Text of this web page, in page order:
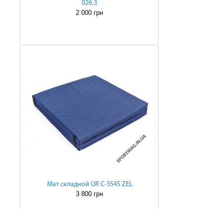
026.3
2 000 грн
Мат складной UR C-3545 ZEL
3 800 грн